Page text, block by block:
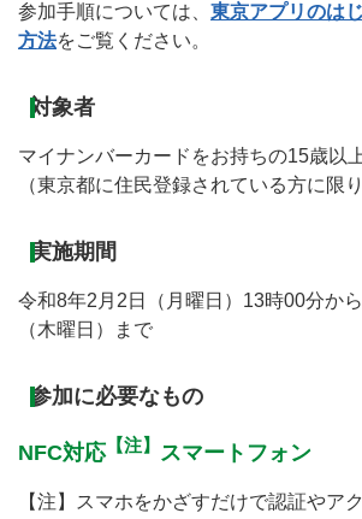
参加手順については、 東京アプリのは
方法をご覧ください。
対象者
マイナンバーカードをお持ちの15歳以
（東京都に住民登録されている方に限り
実施期間
令和8年2月2日（月曜日）13時00分か
（木曜日）まで
参加に必要なもの
NFC対応 【注】 スマートフォン
【注】スマホをかざすだけで認証やア